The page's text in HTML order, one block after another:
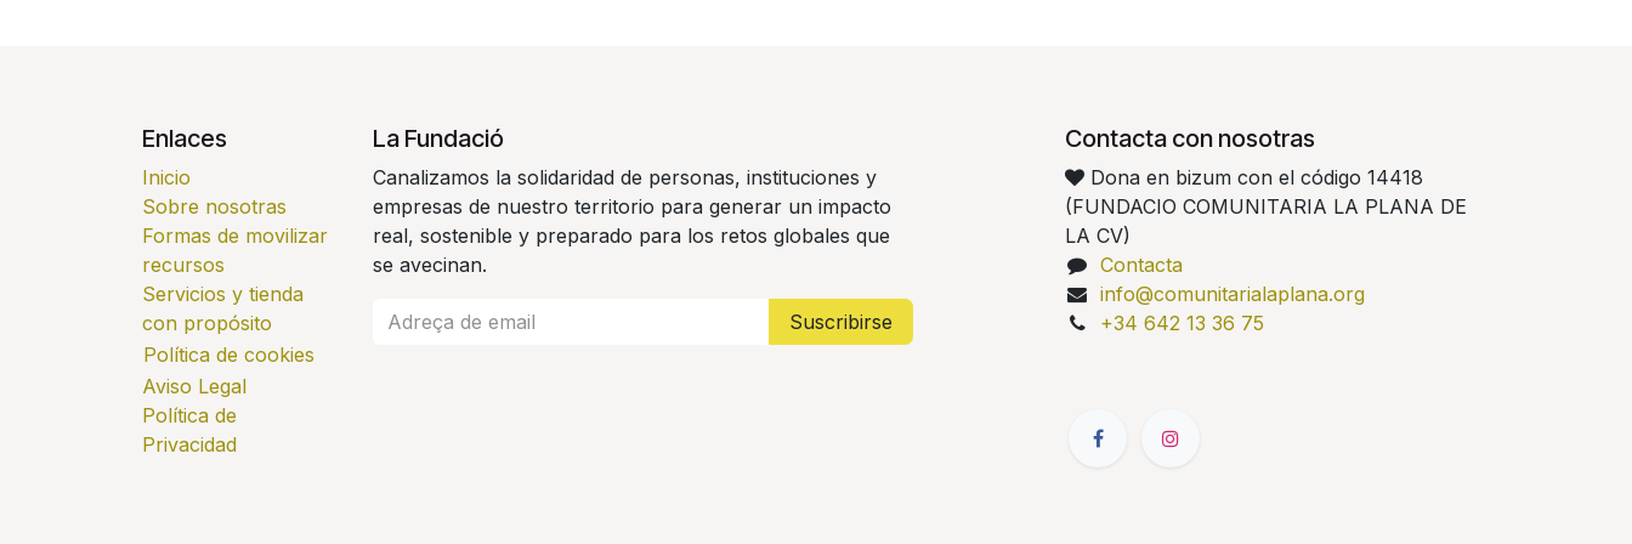
Enlaces
Inicio
Sobre nosotras
Formas de movilizar
recursos
Servicios y tienda
con propósito
Política de cookies
Aviso Legal
Política de
Privacidad
La Fundació
Canalizamos la solidaridad de personas, instituciones y
empresas de nuestro territorio para generar un impacto
real, sostenible y preparado para los retos globales que
se avecinan.
Suscribirse
Contacta con nosotras
Dona en bizum con el código 14418
(FUNDACIO COMUNITARIA LA PLANA DE
LA CV)
Contacta
info@comunitarialaplana.org
+34 642 13 36 75